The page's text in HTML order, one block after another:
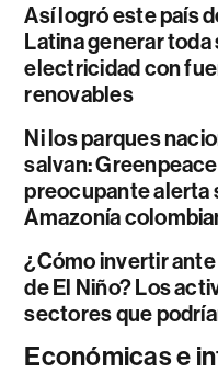
Así logró este país
Latina generar toda
electricidad con
renovables
Ni los parques
salvan:
preocupante alerta
Amazonía
¿Cómo invertir
de El Niño? Los
sectores que
Económicas e